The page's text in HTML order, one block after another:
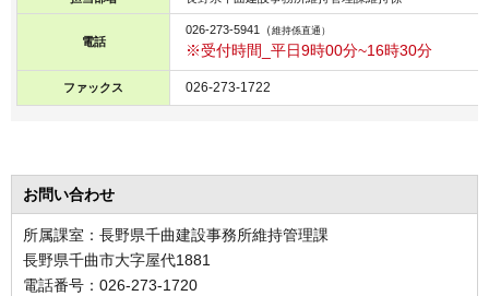
電話
026-273-5941（ 維持係直通）
※受付時間_平日9時00分~16時30分
ファックス 026-273-1722
お問い合わせ
所属課室：長野県千曲建設事務所維持管理課
長野県千曲市大字屋代1881
電話番号：026-273-1720